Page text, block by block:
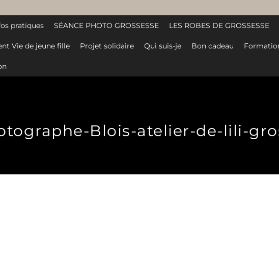
pratiques SÉANCE PHOTO GROSSESSE LES ROBES DE GROSSESSE
Vie de jeune fille Projet solidaire Qui suis-je Bon cadeau
Blois-atelier-de-lili-